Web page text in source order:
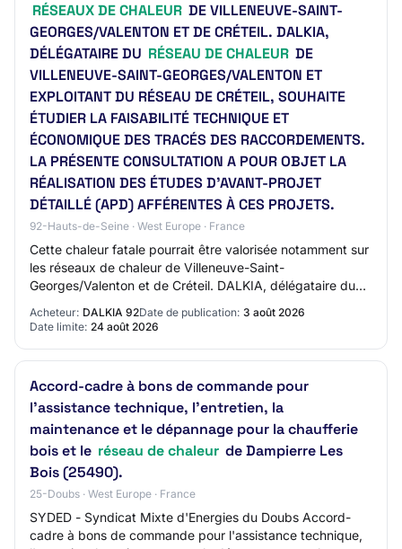
RÉSEAUX DE CHALEUR DE VILLENEUVE-SAINT-
GEORGES/VALENTON ET DE CRÉTEIL. DALKIA,
DÉLÉGATAIRE DU RÉSEAU DE CHALEUR DE
VILLENEUVE-SAINT-GEORGES/VALENTON ET
EXPLOITANT DU RÉSEAU DE CRÉTEIL, SOUHAITE
ÉTUDIER LA FAISABILITÉ TECHNIQUE ET
ÉCONOMIQUE DES TRACÉS DES RACCORDEMENTS.
LA PRÉSENTE CONSULTATION A POUR OBJET LA
RÉALISATION DES ÉTUDES D'AVANT-PROJET
DÉTAILLÉ (APD) AFFÉRENTES À CES PROJETS.
92-Hauts-de-Seine · West Europe · France
Cette chaleur fatale pourrait être valorisée notamment sur
les réseaux de chaleur de Villeneuve-Saint-
Georges/Valenton et de Créteil. DALKIA, délégataire du
Acheteur: DALKIA 92Date de publication: 3 août 2026
Date limite: 24 août 2026
Accord-cadre à bons de commande pour
l'assistance technique, l'entretien, la
maintenance et le dépannage pour la chaufferie
bois et le réseau de chaleur de Dampierre Les
Bois (25490).
25-Doubs · West Europe · France
SYDED - Syndicat Mixte d'Energies du Doubs Accord-
cadre à bons de commande pour l'assistance technique,